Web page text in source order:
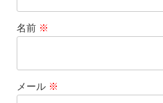
名前 ※
メール ※